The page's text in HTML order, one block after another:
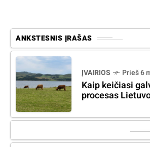
ANKSTESNIS ĮRAŠAS
ĮVAIRIOS Prieš 6
Kaip keičiasi
procesas